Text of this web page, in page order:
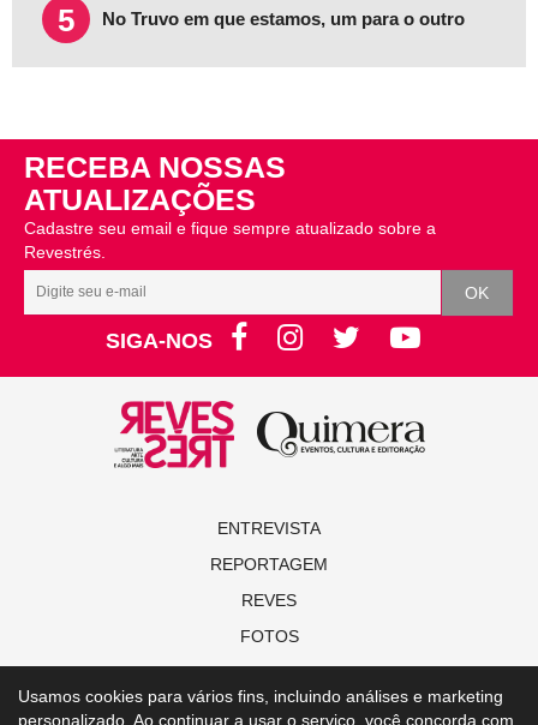
5 No Truvo em que estamos, um para o outro
RECEBA NOSSAS
ATUALIZAÇÕES
Cadastre seu email e fique sempre atualizado sobre a
Revestrés.
SIGA-NOS
ENTREVISTA
REPORTAGEM
REVES
FOTOS
NOVAS
ALGO MAIS
Usamos cookies para vários fins, incluindo análises e marketing
personalizado. Ao continuar a usar o serviço, você concorda com